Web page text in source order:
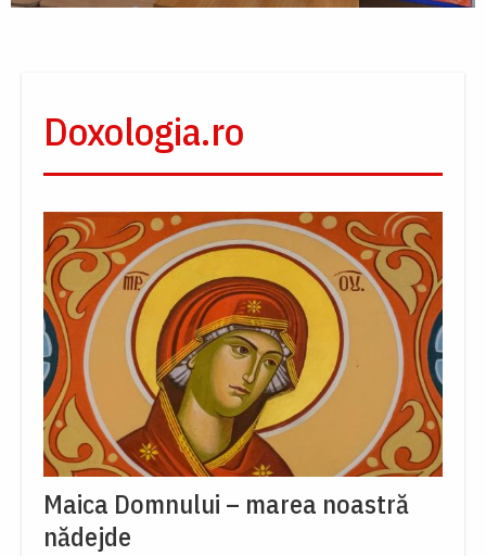
Doxologia.ro
Maica Domnului – marea noastră
nădejde